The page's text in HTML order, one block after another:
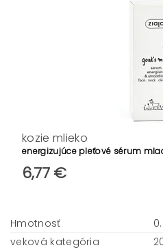
kozie mlieko
energizujúce pleťové sérum
6,77 €
Hmotnosť
veková kategória